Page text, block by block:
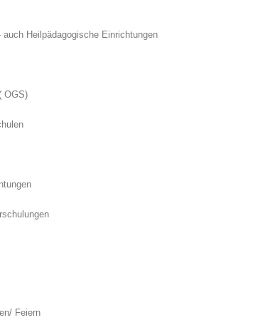
auch Heilpädagogische Einrichtungen
OGS)
Feiern